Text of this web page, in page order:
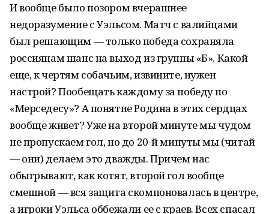
И вообще было позором вчерашнее
недоразумение с Уэльсом. Матч с валийцами
был решающим — только победа сохраняла
россиянам шанс на выход из группы «Б». Какой
еще, к чертям собачьим, извините, нужен
настрой? Пообещать каждому за победу по
«Мерседесу»? А понятие Родина в этих сердцах
вообще живет? Уже на второй минуте мы чудом
не пропускаем гол, но до 20-й минуты мы (читай
— они) делаем это дважды. Причем нас
обыгрывают, как котят, второй гол вообще
смешной — вся защита скомпоновалась в центре,
а игроки Уэльса оббежали ее с краев. Всех спасал